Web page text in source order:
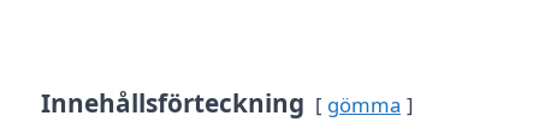
Innehållsförteckning gömma